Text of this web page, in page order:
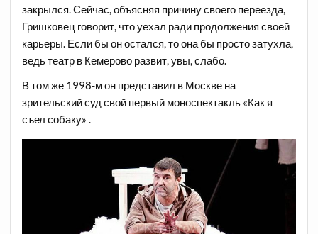
закрылся. Сейчас, объясняя причину своего переезда,
Гришковец говорит, что уехал ради продолжения своей
карьеры. Если бы он остался, то она бы просто затухла,
ведь театр в Кемерово развит, увы, слабо.
В том же 1998-м он представил в Москве на
зрительский суд свой первый моноспектакль «Как я
съел собаку» .